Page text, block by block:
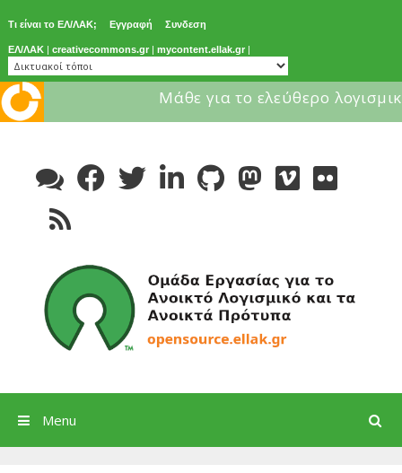
Τι είναι το ΕΛ/ΛΑΚ; Εγγραφή Συνδεση
ΕΛ/ΛΑΚ | creativecommons.gr | mycontent.ellak.gr |
Μάθε για το ελεύθερο
content
Search
Menu